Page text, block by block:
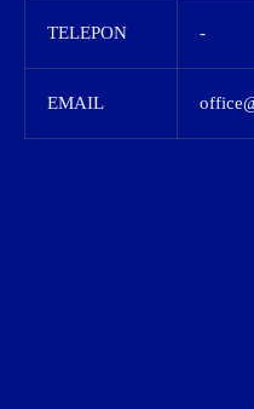
TELEPON -
EMAIL